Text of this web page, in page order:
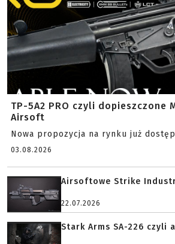
TP-5A2 PRO czyli dopieszczone
Airsoft
Nowa propozycja na rynku już
03.08.2026
Airsoftowe Strike
22.07.2026
Stark Arms SA-226 czyli